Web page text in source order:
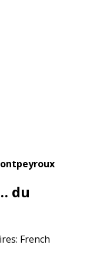
du
French